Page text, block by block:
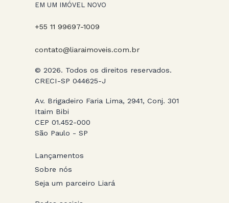
EM UM IMÓVEL NOVO
+55 11 99697-1009
contato@liaraimoveis.com.br
© 2026. Todos os direitos reservados.
CRECI-SP 044625-J
Av. Brigadeiro Faria Lima, 2941, Conj. 301
Itaim Bibi
CEP 01.452-000
São Paulo - SP
Lançamentos
Sobre nós
Seja um parceiro Liará